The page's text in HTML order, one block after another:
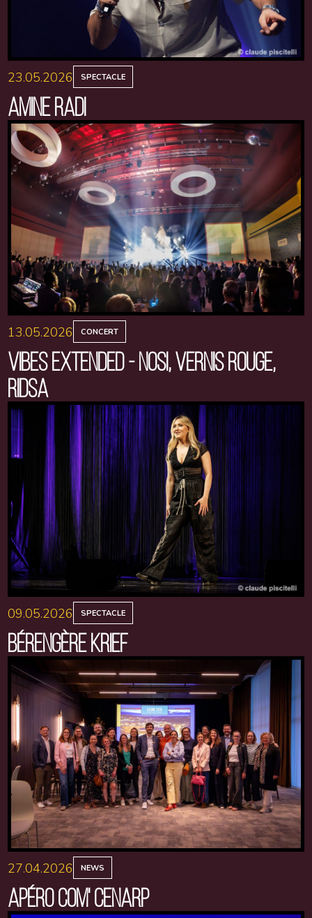
23.05.2026 SPECTACLE
AMINE RADI
13.05.2026 CONCERT
VIBES EXTENDED - NOSI, VERNIS ROUGE,
RIDSA
09.05.2026 SPECTACLE
BÉRENGÈRE KRIEF
27.04.2026 NEWS
APÉRO COM' CENARP